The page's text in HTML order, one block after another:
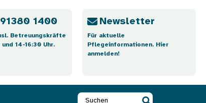
1400
Betreuungskräfte
und 14-16:30 Uhr.
Newsletter
Für aktuelle
Pflegeinformationen. Hier
anmelden!